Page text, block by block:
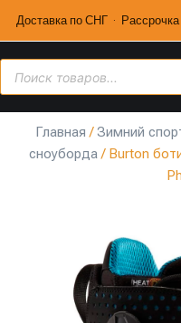
Доставка по СНГ ·
Главная /Зимний
сноуборда/ Burton